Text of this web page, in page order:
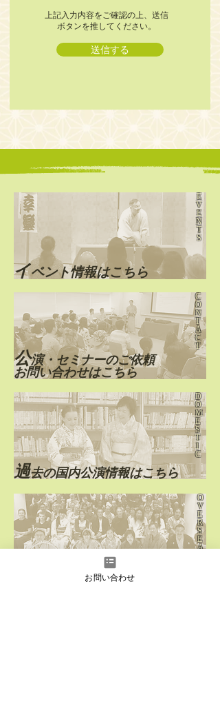
上記入力内容をご確認の上、送信
ボタンを推してください。
送信する
​イベント情報はこちら
E
V
E
N
T
S
公演・セミナーのご依頼
お問い合わせはこちら
C
O
N
T
A
C
T
過去の国内公演情報はこちら
D
O
M
E
S
T
I
C
去の海外公演情報はこちら
O
V
E
R
S
E
A
お問い合わせ